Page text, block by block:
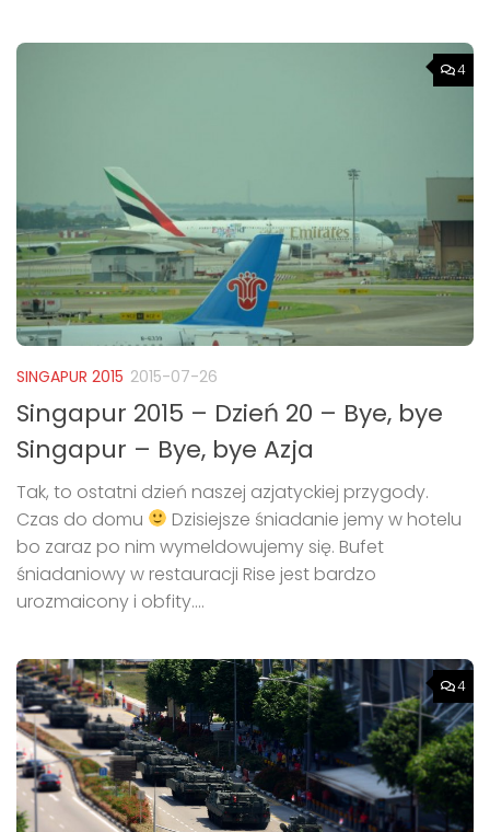
4
SINGAPUR 2015 2015-07-26
Singapur 2015 – Dzień 20 – Bye, bye
Singapur – Bye, bye Azja
Tak, to ostatni dzień naszej azjatyckiej przygody.
Czas do domu
Dzisiejsze śniadanie jemy w hotelu
bo zaraz po nim wymeldowujemy się. Bufet
śniadaniowy w restauracji Rise jest bardzo
urozmaicony i obfity....
4